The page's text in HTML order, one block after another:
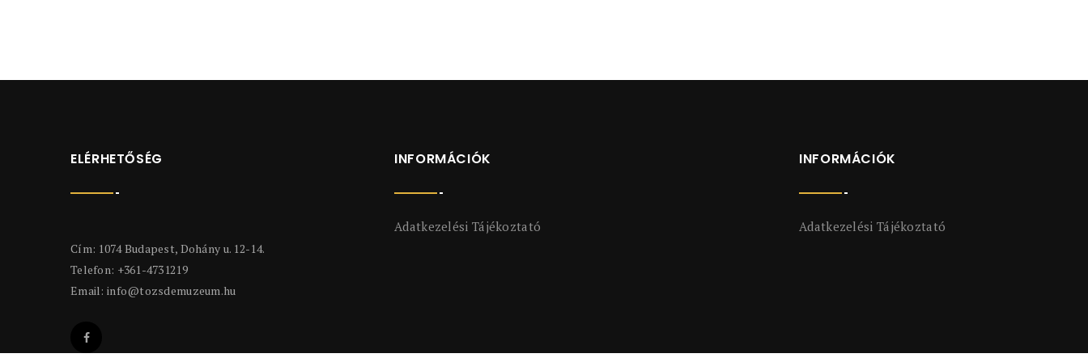
ELÉRHETŐSÉG
Cím: 1074 Budapest, Dohány u. 12-14.
Telefon: +361-4731219
Email: info@tozsdemuzeum.hu
INFORMÁCIÓK
Adatkezelési Tájékoztató
INFORMÁCIÓK
Adatkezelési Tájékoztató